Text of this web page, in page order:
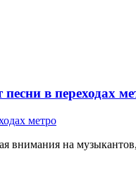
в переходах
внимания на